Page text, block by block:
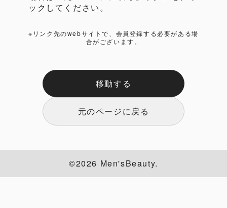
ックしてください。
※リンク先のwebサイトで、会員登録する必要がある場
合がございます。
移動する
元のページに戻る
©2026 Men'sBeauty.